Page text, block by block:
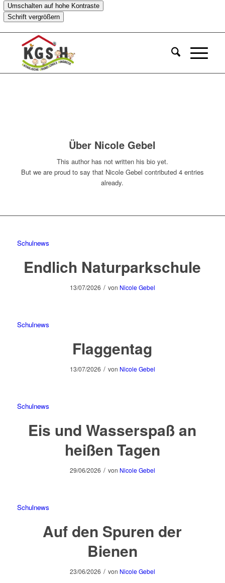
Umschalten auf hohe Kontraste
Schrift vergrößern
Über Nicole Gebel
This author has not written his bio yet.
But we are proud to say that Nicole Gebel contributed 4 entries
already.
Schulnews
Endlich Naturparkschule
13/07/2026 / von Nicole Gebel
Schulnews
Flaggentag
13/07/2026 / von Nicole Gebel
Schulnews
Eis und Wasserspaß an
heißen Tagen
29/06/2026 / von Nicole Gebel
Schulnews
Auf den Spuren der
Bienen
23/06/2026 / von Nicole Gebel